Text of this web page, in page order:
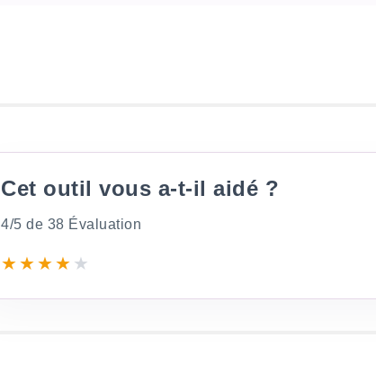
Cet outil vous a-t-il aidé ?
4/5 de 38 Évaluation
★★★★ ★